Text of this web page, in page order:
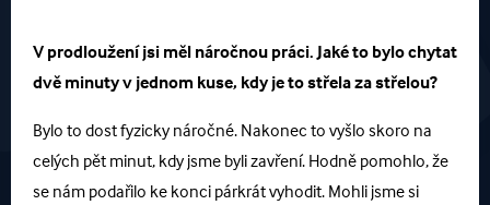
V prodloužení jsi měl náročnou práci. Jaké to bylo chytat
dvě minuty v jednom kuse, kdy je to střela za střelou?
Bylo to dost fyzicky náročné. Nakonec to vyšlo skoro na
celých pět minut, kdy jsme byli zavření. Hodně pomohlo, že
se nám podařilo ke konci párkrát vyhodit. Mohli jsme si